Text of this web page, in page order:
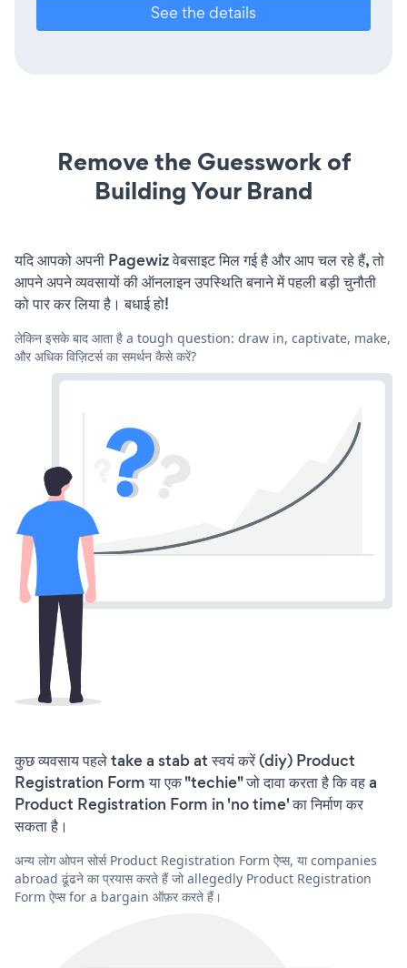
See the details
Remove the Guesswork of
Building Your Brand
यदि आपको अपनी Pagewiz वेबसाइट मिल गई है और आप चल रहे हैं, तो
आपने अपने व्यवसायों की ऑनलाइन उपस्थिति बनाने में पहली बड़ी चुनौती
को पार कर लिया है। बधाई हो!
लेकिन इसके बाद आता है a tough question: draw in, captivate, make,
और अधिक विज़िटर्स का समर्थन कैसे करें?
कुछ व्यवसाय पहले take a stab at स्वयं करें (diy) Product
Registration Form या एक "techie" जो दावा करता है कि वह a
Product Registration Form in 'no time' का निर्माण कर
सकता है।
अन्य लोग ओपन सोर्स Product Registration Form ऐप्स, या companies
abroad ढूंढने का प्रयास करते हैं जो allegedly Product Registration
Form ऐप्स for a bargain ऑफ़र करते हैं।